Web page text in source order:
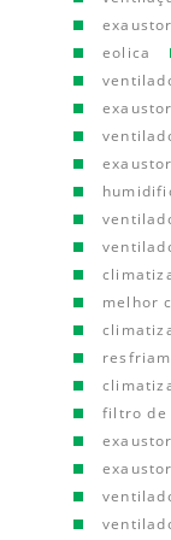
eolica
melhor
filtro de